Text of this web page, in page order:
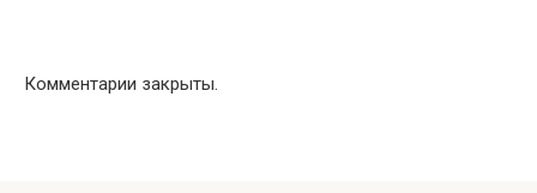
Комментарии закрыты.